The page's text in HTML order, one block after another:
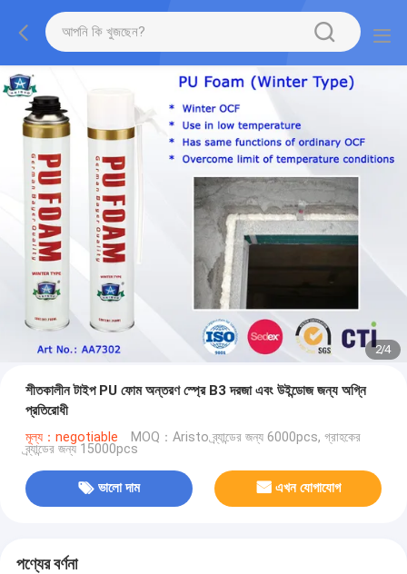
2/4
শীতকালীন টাইপ PU ফোম অন্তরণ স্প্রে B3 ​​দরজা এবং উইন্ডোজ জন্য অগ্নি
প্রতিরোধী
মূল্য：negotiable MOQ：Aristo ব্র্যান্ডের জন্য 6000pcs, গ্রাহকের
ব্র্যান্ডের জন্য 15000pcs
ভালো দাম এখন যোগাযোগ
পণ্যের বর্ণনা